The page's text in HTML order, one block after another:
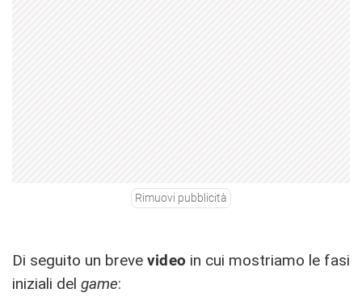
Rimuovi pubblicità
Di seguito un breve video in cui mostriamo le fasi
iniziali del game: